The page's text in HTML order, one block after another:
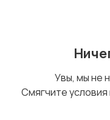
Увы, мы не
Смягчите